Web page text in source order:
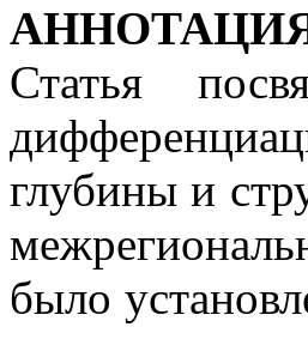
Статья
глубины и
было